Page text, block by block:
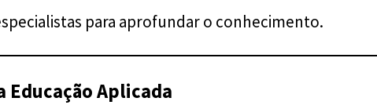
para aprofundar o conhecimento.
Educação Aplicada